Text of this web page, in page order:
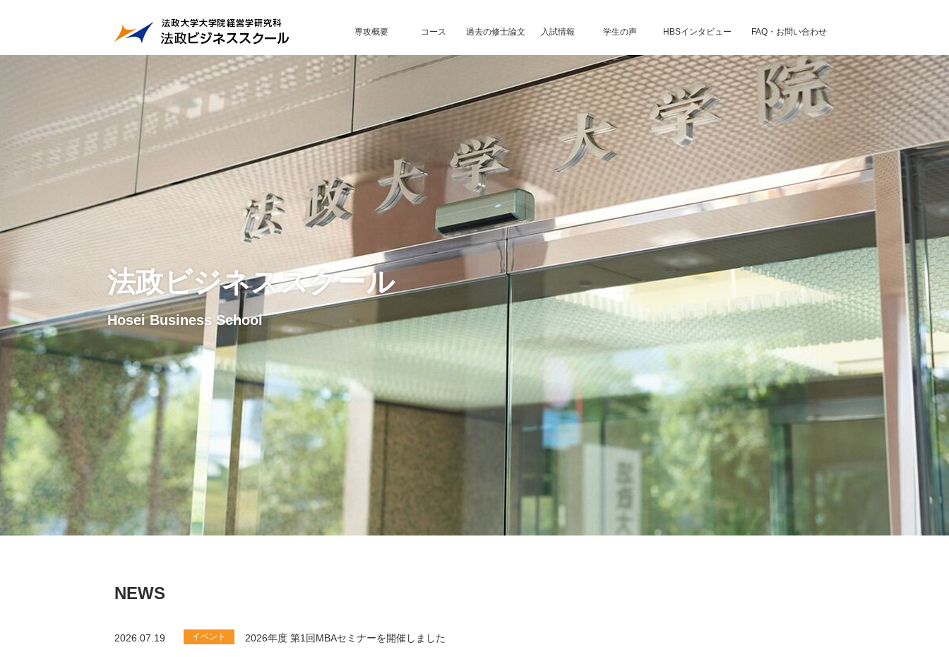
専攻概要 コース 過去の修士論文 入試情報 学生の声 HBSインタビュー FAQ・お問い合わせ
法政ビジネススクール
Hosei Business School
NEWS
2026.07.19 イベント 2026年度 第1回MBAセミナーを開催しました